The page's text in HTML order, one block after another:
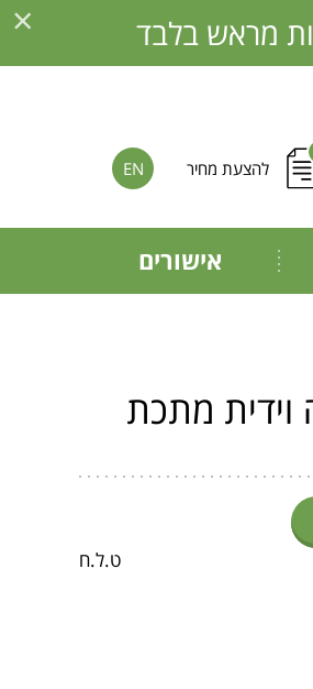
×
להצעת מחיר EN
אישורים
ט.ל.ח